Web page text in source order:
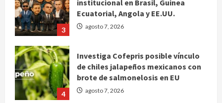
3 agosto 7, 2026
4
brote de salmonelosis en EU
agosto 7, 2026